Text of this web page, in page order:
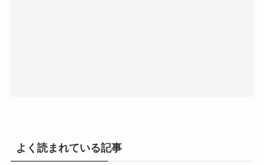
よく読まれている記事